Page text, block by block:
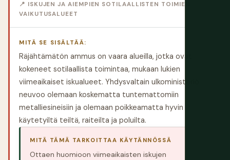
📍 ISKUJEN JA AIEMPIEN SOTILAALLISTEN TOIMIEN
VAIKUTUSALUEET
MITÄ SE SISÄLTÄÄ:
Räjähtämätön ammus on vaara alueilla, jotka ovat
kokeneet sotilaallista toimintaa, mukaan lukien
viimeaikaiset iskualueet. Yhdysvaltain ulkoministeriö
neuvoo olemaan koskematta tuntemattomiin
metalliesineisiin ja olemaan poikkeamatta hyvin
käytetyiltä teiltä, raiteilta ja poluilta.
MITÄ TÄMÄ TARKOITTAA KÄYTÄNNÖSSÄ
Ottaen huomioon viimeaikaisten iskujen